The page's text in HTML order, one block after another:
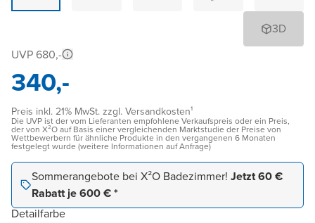
3D
UVP 680,-
340,-
Preis inkl. 21% MwSt. zzgl. Versandkosten¹
Die UVP ist der vom Lieferanten empfohlene Verkaufspreis oder ein Preis,
der von X²O auf Basis einer vergleichenden Marktstudie der Preise von
Wettbewerbern für ähnliche Produkte in den vergangenen 6 Monaten
festgelegt wurde (weitere Informationen auf Anfrage)
Sommerangebote bei X²O Badezimmer! Jetzt 60 €
Rabatt je 600 € *
Detailfarbe